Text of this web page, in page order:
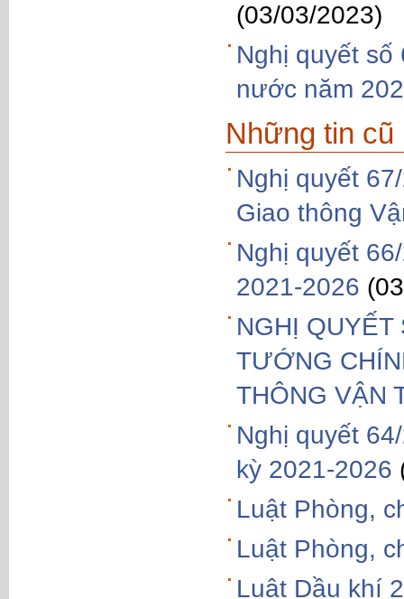
(03/03/2023)
Nghị quyết
nước năm
Những tin cũ
Nghị quyết
Giao thông
Nghị quyết
2021-2026
NGHỊ
TƯỚNG
THÔNG VẬN
Nghị quyết
kỳ 2021-2026
Luật Phòng,
Luật Phòng,
Luật Dầu khí